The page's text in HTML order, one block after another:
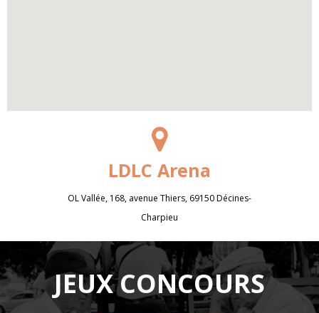
LDLC Arena
OL Vallée, 168, avenue Thiers, 69150 Décines-
Charpieu
JEUX CONCOURS